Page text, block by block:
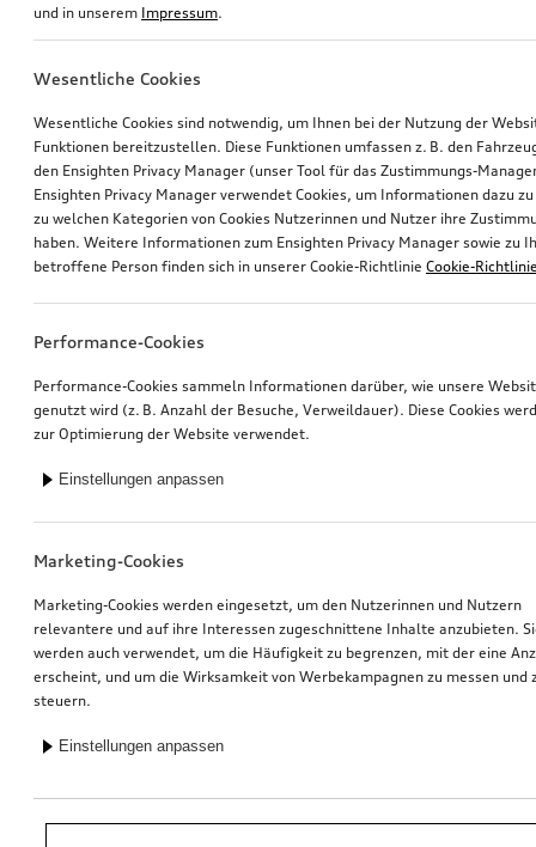
*Unverbindliche Preisempfehlung der Importeurin AMAG Import AG. Inkl.
gesetzlicher MwSt. Preise beim Audi Partner können abweichen; weitere
und in unserem Impressum.
Wesentliche Cookies
Wesentliche Cookies sind notwendig, um Ihnen bei der Nutzung der
Funktionen bereitzustellen. Diese Funktionen umfassen z. B. den
den Ensighten Privacy Manager (unser Tool für das Zustimmungs-
Ensighten Privacy Manager verwendet Cookies, um Informationen dazu
zu welchen Kategorien von Cookies Nutzerinnen und Nutzer ihre
haben. Weitere Informationen zum Ensighten Privacy Manager sowie zu
betroffene Person finden sich in unserer Cookie-Richtlinie Cookie-
Performance-Cookies
Performance-Cookies sammeln Informationen darüber, wie unsere
genutzt wird (z. B. Anzahl der Besuche, Verweildauer). Diese Cookies
zur Optimierung der Website verwendet.
Einstellungen anpassen
Marketing-Cookies
Marketing-Cookies werden eingesetzt, um den Nutzerinnen und Nutzern
relevantere und auf ihre Interessen zugeschnittene Inhalte anzubieten.
werden auch verwendet, um die Häufigkeit zu begrenzen, mit der eine
erscheint, und um die Wirksamkeit von Werbekampagnen zu messen und
steuern.
Einstellungen anpassen